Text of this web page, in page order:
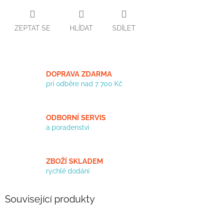
ZEPTAT SE HLÍDAT SDÍLET
DOPRAVA ZDARMA
pri odběre nad 7 700 Kč
ODBORNÍ SERVIS
a poradenství
ZBOŽÍ SKLADEM
rychlé dodání
Související produkty